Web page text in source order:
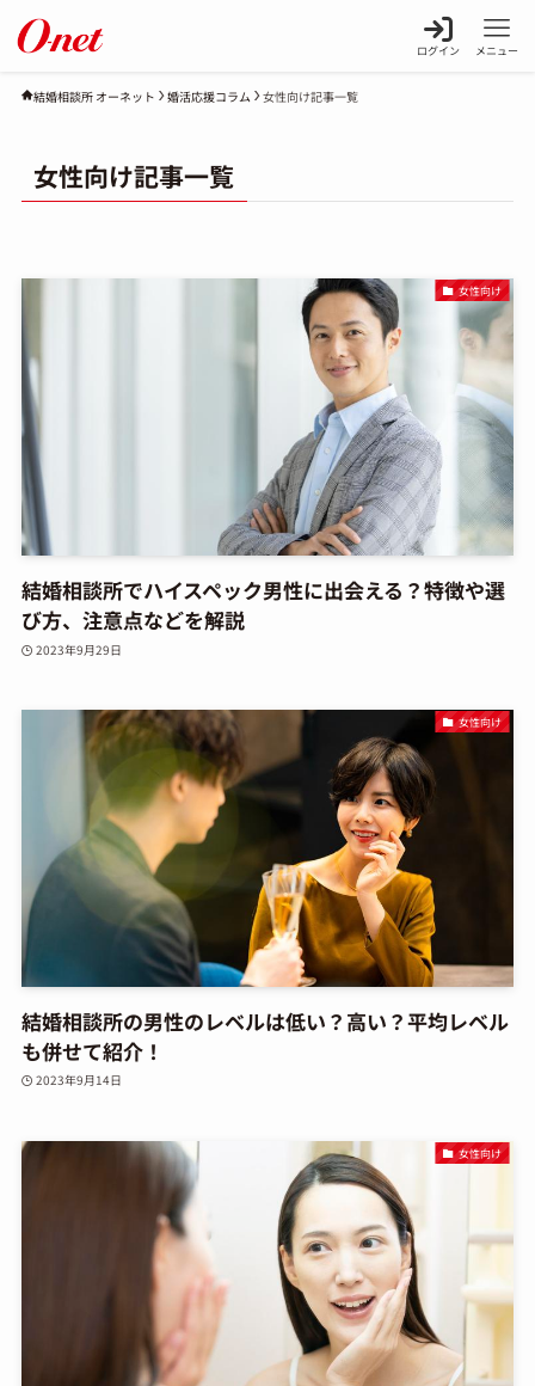
ログイン メニュー
結婚相談所 オーネット 婚活応援コラム 女性向け記事一覧
女性向け記事一覧
女性向け
結婚相談所でハイスペック男性に出会える？特徴や選
び方、注意点などを解説
2023年9月29日
女性向け
結婚相談所の男性のレベルは低い？高い？平均レベル
も併せて紹介！
2023年9月14日
女性向け